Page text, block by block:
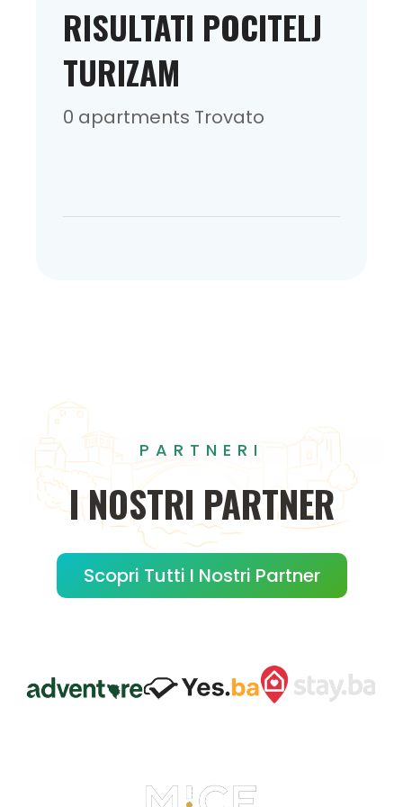
RISULTATI POCITELJ
TURIZAM
0 apartments Trovato
PARTNERI
INOSTRI PARTNER
Scopri Tutti I Nostri Partner